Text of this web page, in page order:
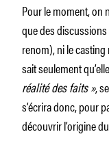
Pour le moment, on
que des
renom), ni le
sait seulement
réalité des faits »,
s’écrira donc, pour
découvrir l’origine